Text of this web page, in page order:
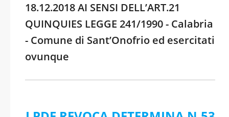
18.12.2018 AI SENSI DELL’ART.21
QUINQUIES LEGGE 241/1990 - Calabria
- Comune di Sant’Onofrio ed esercitati
ovunque